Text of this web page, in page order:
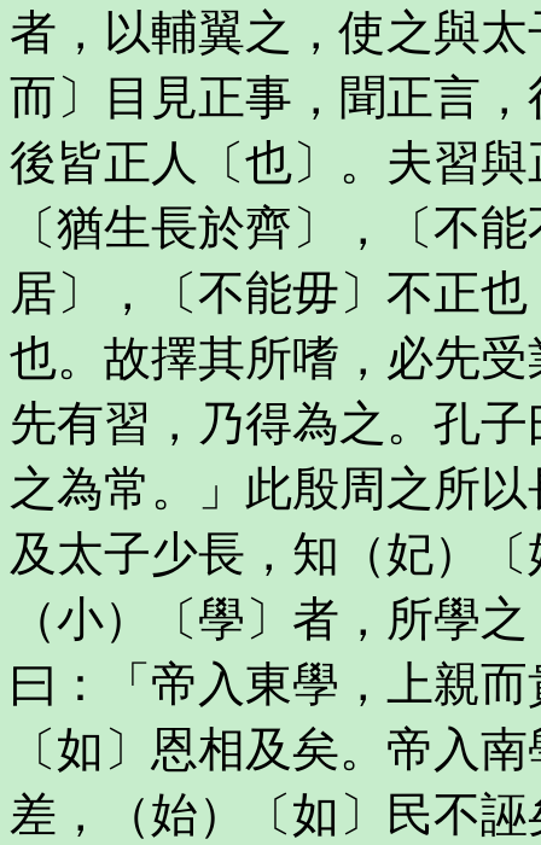
者，以輔翼之，使之與
而〕目見正事，聞正言
後皆正人〔也〕。夫習
〔猶生長於齊〕，〔不
居〕，〔不能毋〕不正
也。故擇其所嗜，必先
先有習，乃得為之。孔
之為常。」此殷周之所
及太子少長，知（妃）
（小）〔學〕者，所學
曰：「帝入東學，上親
〔如〕恩相及矣。帝入
差，（始）〔如〕民不